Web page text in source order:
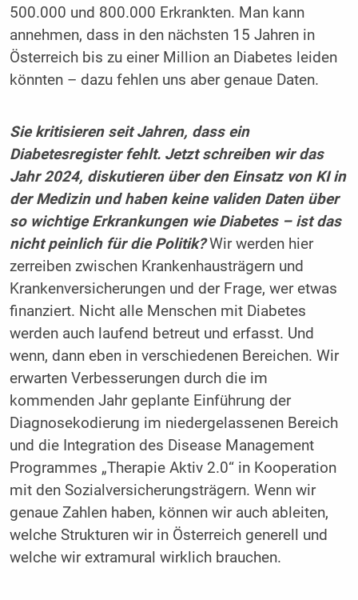
500.000 und 800.000 Erkrankten. Man kann
annehmen, dass in den nächsten 15 Jahren in
Österreich bis zu einer Million an Diabetes leiden
könnten – dazu fehlen uns aber genaue Daten.
Sie kritisieren seit Jahren, dass ein
Diabetesregister fehlt. Jetzt schreiben wir das
Jahr 2024, diskutieren über den Einsatz von KI in
der Medizin und haben keine validen Daten über
so wichtige Erkrankungen wie Diabetes – ist das
nicht peinlich für die Politik?Wir werden hier
zerreiben zwischen Krankenhausträgern und
Krankenversicherungen und der Frage, wer etwas
finanziert. Nicht alle Menschen mit Diabetes
werden auch laufend betreut und erfasst. Und
wenn, dann eben in verschiedenen Bereichen. Wir
erwarten Verbesserungen durch die im
kommenden Jahr geplante Einführung der
Diagnosekodierung im niedergelassenen Bereich
und die Integration des Disease Management
Programmes „Therapie Aktiv 2.0“ in Kooperation
mit den Sozialversicherungsträgern. Wenn wir
genaue Zahlen haben, können wir auch ableiten,
welche Strukturen wir in Österreich generell und
welche wir extramural wirklich brauchen.